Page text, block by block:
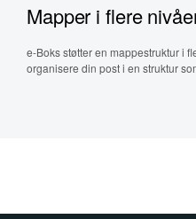
Mapper i flere
e-Boks støtter en mappestruktur i
organisere din post i en struktur